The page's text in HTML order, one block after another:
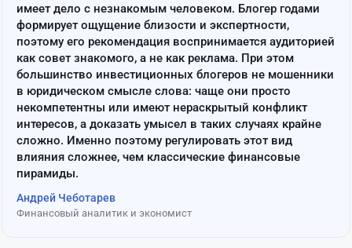
имеет дело с незнакомым человеком. Блогер годами
формирует ощущение близости и экспертности,
поэтому его рекомендация воспринимается аудиторией
как совет знакомого, а не как реклама. При этом
большинство инвестиционных блогеров не мошенники
в юридическом смысле слова: чаще они просто
некомпетентны или имеют нераскрытый конфликт
интересов, а доказать умысел в таких случаях крайне
сложно. Именно поэтому регулировать этот вид
влияния сложнее, чем классические финансовые
пирамиды.
Андрей Чеботарев
Финансовый аналитик и экономист